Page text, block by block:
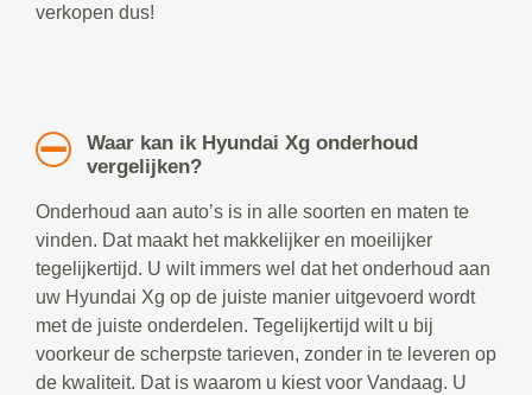
verkopen dus!
Waar kan ik Hyundai Xg onderhoud
vergelijken?
Onderhoud aan auto’s is in alle soorten en maten te
vinden. Dat maakt het makkelijker en moeilijker
tegelijkertijd. U wilt immers wel dat het onderhoud aan
uw Hyundai Xg op de juiste manier uitgevoerd wordt
met de juiste onderdelen. Tegelijkertijd wilt u bij
voorkeur de scherpste tarieven, zonder in te leveren op
de kwaliteit. Dat is waarom u kiest voor Vandaag. U